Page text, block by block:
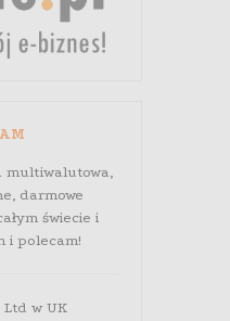
darmowe
świecie i
i polecam!
Ltd w UK